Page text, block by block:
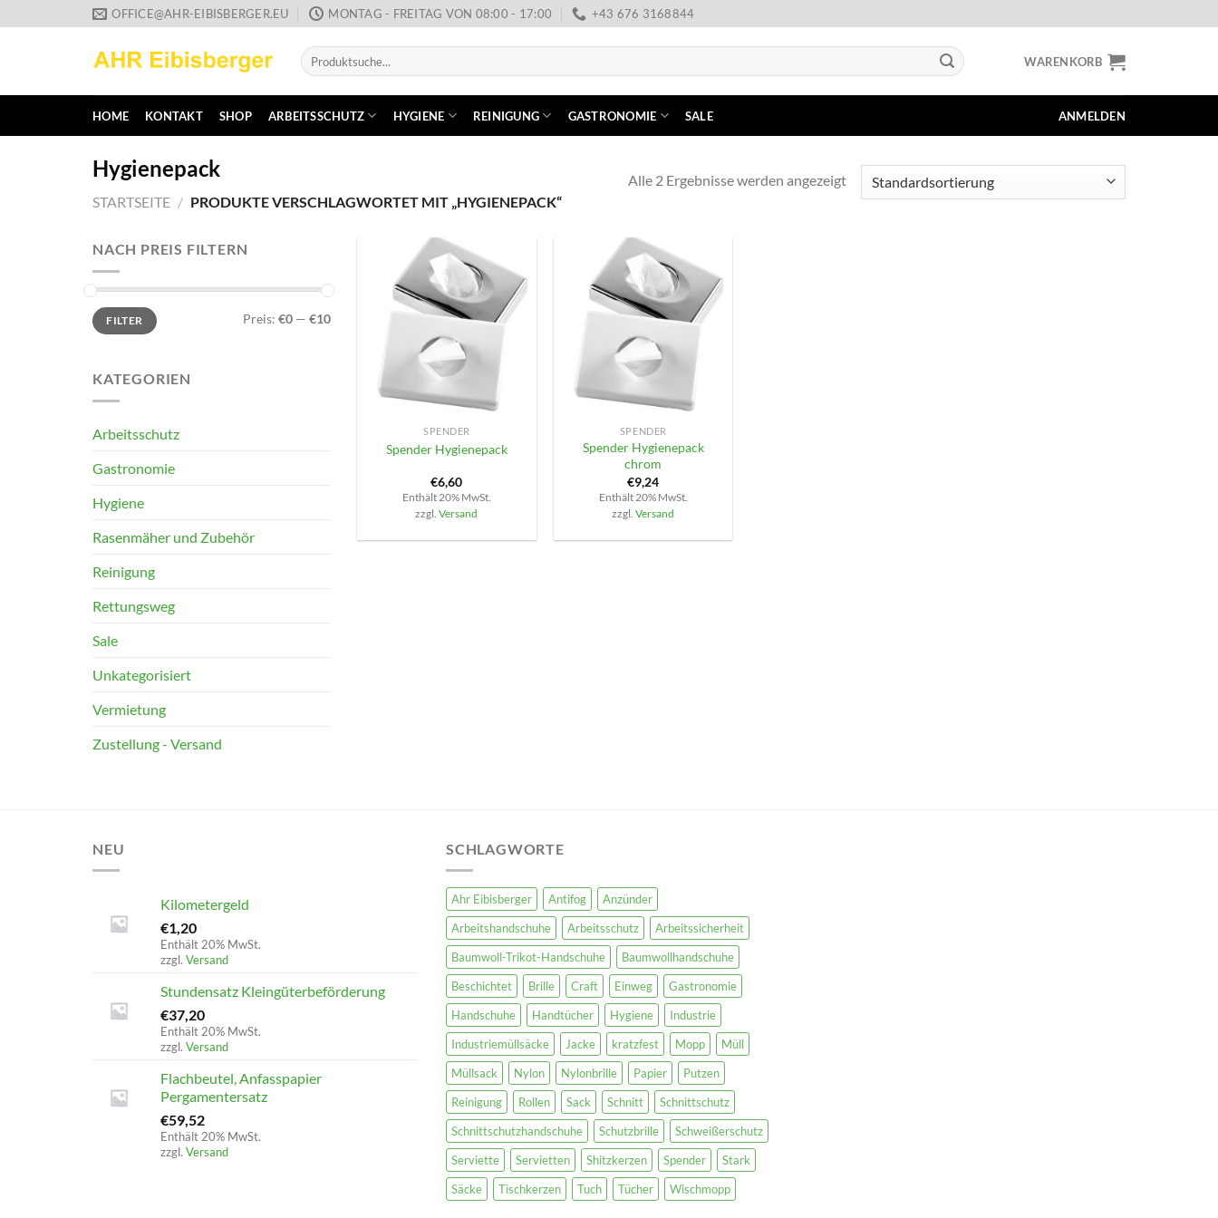
Inhalt
OFFICE@AHR-EIBISBERGER.EU MONTAG - FREITAG VON 08:00 - 17:00 +43 676 3168844
Suche
nach:
WARENKORB
HOME KONTAKT SHOP ARBEITSSCHUTZ HYGIENE REINIGUNG GASTRONOMIE SALE ANMELDEN
Hygienepack
STARTSEITE / PRODUKTE VERSCHLAGWORTET MIT „HYGIENEPACK“
Alle 2 Ergebnisse werden angezeigt
NACH PREIS FILTERN
Min.
Preis
Max.
PreisFILTER Preis: €0— €10
KATEGORIEN
Arbeitsschutz
Gastronomie
Hygiene
Rasenmäher und Zubehör
Reinigung
Rettungsweg
Sale
Unkategorisiert
Vermietung
Zustellung - Versand
+
SPENDER
Spender Hygienepack
€6,60
Enthält 20% MwSt.
zzgl.Versand
+
SPENDER
Spender Hygienepack
chrom
€9,24
Enthält 20% MwSt.
zzgl.Versand
NEU
Kilometergeld
€1,20
Enthält 20% MwSt.
zzgl. Versand
Stundensatz Kleingüterbeförderung
€37,20
Enthält 20% MwSt.
zzgl. Versand
Flachbeutel, Anfasspapier
Pergamentersatz
€59,52
Enthält 20% MwSt.
zzgl. Versand
SCHLAGWORTE
Ahr Eibisberger Antifog
Anzünder
Arbeitshandschuhe
Arbeitsschutz
Arbeitssicherheit
Baumwoll-Trikot-Handschuhe
Baumwollhandschuhe
Beschichtet
Brille Craft Einweg
Gastronomie
Handschuhe
Handtücher Hygiene
Industrie
Industriemüllsäcke
Jacke kratzfest Mopp
Müll
Müllsack
Nylon Nylonbrille Papier
Putzen
Reinigung
Rollen Sack Schnitt
Schnittschutz
Schnittschutzhandschuhe
Schutzbrille
Schweißerschutz
Serviette
Servietten Shitzkerzen Spender
Stark
Säcke
Tischkerzen Tuch Tücher Wischmopp